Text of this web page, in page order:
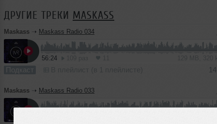
ДРУГИЕ ТРЕКИ MASKASS
Maskass ➝ Maskass Radio 034
56:24
Подкаст
Maskass ➝ Maskass Radio 033